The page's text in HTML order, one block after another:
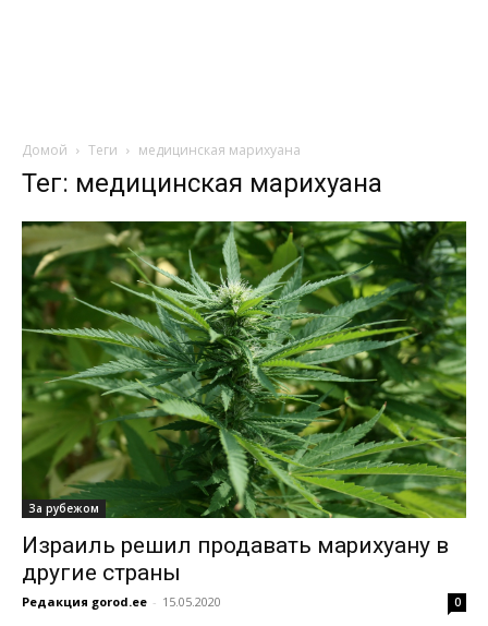
Домой Теги медицинская марихуана
Тег: медицинская марихуана
За рубежом
Израиль решил продавать марихуану в
другие страны
Редакция gorod.ee - 15.05.2020 0